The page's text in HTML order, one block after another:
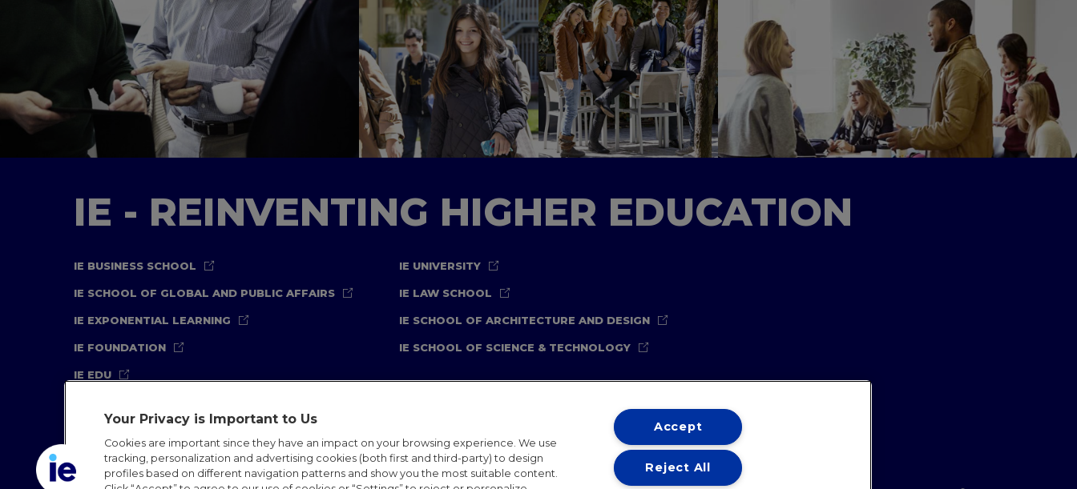
IE - REINVENTING HIGHER EDUCATION
IE BUSINESS SCHOOL IE UNIVERSITY
IE SCHOOL OF GLOBAL AND PUBLIC AFFAIRS IE LAW SCHOOL
IE EXPONENTIAL LEARNING IE SCHOOL OF ARCHITECTURE AND DESIGN
IE FOUNDATION IE SCHOOL OF SCIENCE & TECHNOLOGY
IE EDU
Legal Notice Privacy Policy Cookies Policy International Offices Contact IE Jobs Donate Communications Team
Your Privacy is Important to Us
Cookies are important since they have an impact on your browsing experience. We use
tracking, personalization and advertising cookies (both first and third-party) to design
profiles based on different navigation patterns and show you the most suitable content.
Accept
Reject All